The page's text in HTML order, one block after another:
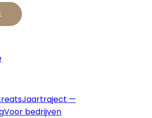
Jaartraject —
Voor bedrijven